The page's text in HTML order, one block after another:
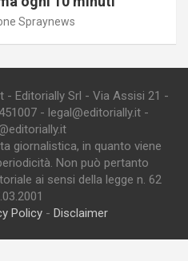
Spraynews
- Editorially Srl - Via Assisi 21 -
- legal@editorially.it -
giornalistica, in quanto viene
Non può pertanto
ai sensi della legge n. 62
Policy- Disclaimer